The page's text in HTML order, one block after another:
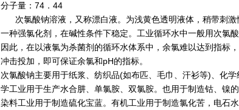
分子量：74．44
次氯酸钠溶液，又称漂白液。为浅黄色透明液体，稍带刺
一种强氯化剂，在碱性条件下稳定。工业循环水中一般用次氯
因此，在以液氯为杀菌剂的循环水体系中，余氯难以达到指标
冲击投加，即可保证余氯和pH的指标。
次氯酸钠主要用于纸浆、纺织品(如布匹、毛巾、汗衫等)、化
学工业用于生产水合肼、单氯胺、双氯胺。也用于制造钴、镍
染料工业用于制造硫化宝蓝。有机工业用于制造氯化苦，电石